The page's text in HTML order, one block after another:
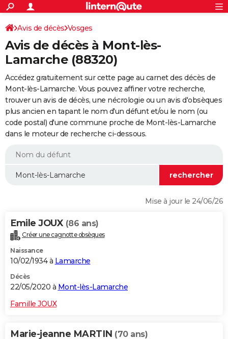
ACTUALITÉS
Politique
Société
Faits Divers
Education
Monde
Villes
+
SPORT
Coupe du monde 2026
Football
Tennis
Cyclisme
Rugby
Forum
FINANCE
Retraite
Impôts
Epargne
Immobilier
Risques naturels par ville
Banque
Assurance
Crédit
Essais
Réserver un essai
Citadines
Berlines
SUV
Forum auto
+
HIGH-TECH
Mobiles
Meilleur smartphone
Internet
Ordinateurs
Jeux vidéo
Guide high-tech
+
BRICOLAGE
Forum
Aménagement intérieur
Extérieur
Cuisine
Salle de bains
Jardinage
Rangement
WEEK-END
Guides de France
Escapades
Patrimoine
Expositions
Musées
Week-end nature
LIFESTYLE
Alimentation
Guide de la santé
Maladies
Médicaments
Sommeil
VOYAGE
Destinations
City break
Voyage nature
Voyage de noces
Forum
Climat
+PHOTO
GUIDES D'ACHAT
BONS PLANS
CARTE DE VOEUX
Avis de décès Vosges
Avis de décès à Mont-lès-
Lamarche (88320)
Accédez gratuitement sur cette page au carnet des décès de
Mont-lès-Lamarche. Vous pouvez affiner votre recherche,
trouver un avis de décès, une nécrologie ou un avis d'obsèques
plus ancien en tapant le nom d'un défunt et/ou le nom (ou
code postal) d'une commune proche de Mont-lès-Lamarche
dans le moteur de recherche ci-dessous.
Mise à jour le 24/06/26
Emile JOUX (86 ans)
Créer une cagnotte obsèques
Naissance
10/02/1934 à Lamarche
Décès
22/05/2020 à Mont-lès-Lamarche
Famille JOUX
Marie-jeanne MARTIN (70 ans)